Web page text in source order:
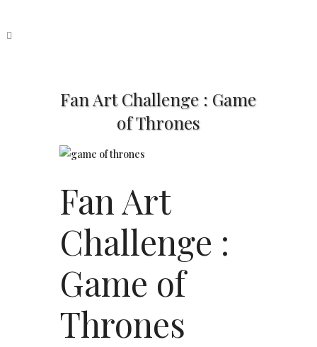
Fan Art Challenge : Game
of Thrones
Fan Art
Challenge :
Game of
Thrones